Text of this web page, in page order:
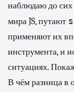
наблюдаю до сих
мира JS, путают
применяют их
инструмента, и
ситуациях.
В чём разница в